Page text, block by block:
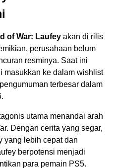
of War: Laufey akan di rilis
perusahaan belum
resminya. Saat ini
masukkan ke dalam wishlist
terbesar dalam
utama menandai arah
Dengan cerita yang segar,
yang lebih cepat dan
berpotensi menjadi
para pemain PS5.